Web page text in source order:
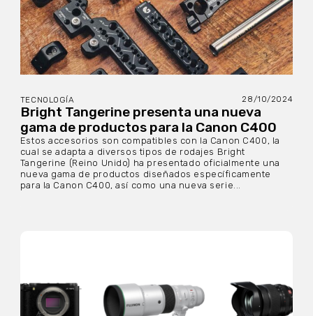
TECNOLOGÍA 28/10/2024
Bright Tangerine presenta una nueva
gama de productos para la Canon C400
Estos accesorios son compatibles con la Canon C400, la
cual se adapta a diversos tipos de rodajes Bright
Tangerine (Reino Unido) ha presentado oficialmente una
nueva gama de productos diseñados específicamente
para la Canon C400, así como una nueva serie...